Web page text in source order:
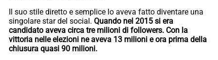
Il suo stile diretto e semplice lo aveva fatto diventare una
singolare star del social. Quando nel 2015 si era
candidato aveva circa tre milioni di followers. Con la
vittoria nelle elezioni ne aveva 13 milioni e ora prima della
chiusura quasi 90 milioni.